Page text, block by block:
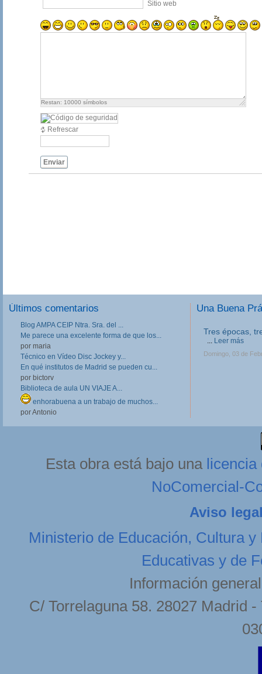
Sitio web
Restan: 10000 símbolos
Refrescar
Enviar
Últimos comentarios
Blog AMPA CEIP Ntra. Sra. del ...
Me parece una excelente forma de que los...
por maria
Técnico en Vídeo Disc Jockey y...
En qué institutos de Madrid se pueden cu...
por bictorv
Biblioteca de aula UN VIAJE A...
enhorabuena a un trabajo de muchos...
por Antonio
Una Buena
Tres épocas,
... Leer más
Domingo, 03 de
Esta obra está bajo una licencia
NoComercial-
Aviso
Ministerio de Educación, Cultura y
Educativas y de
Información
C/ Torrelaguna 58. 28027 Madrid